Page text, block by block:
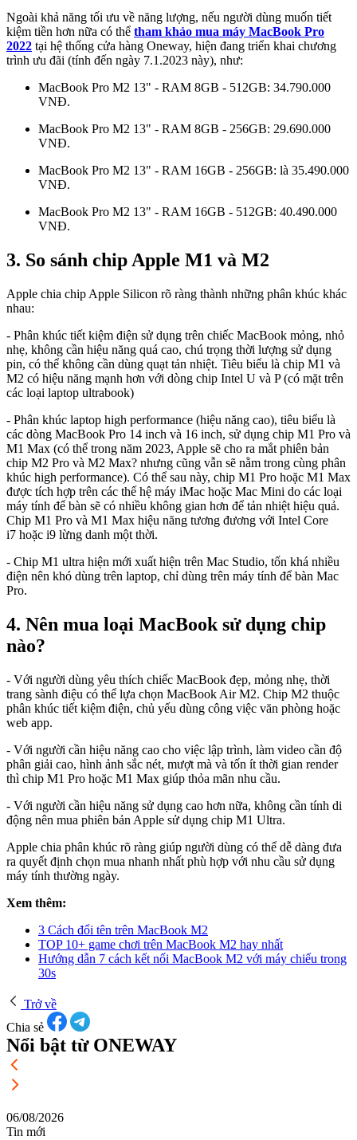
Ngoài khả năng tối ưu về năng lượng, nếu người dùng muốn tiết
kiệm tiền hơn nữa có thể tham khảo mua máy MacBook Pro
2022 tại hệ thống cửa hàng Oneway, hiện đang triển khai chương
trình ưu đãi (tính đến ngày 7.1.2023 này), như:
MacBook Pro M2 13" - RAM 8GB - 512GB: 34.790.000
VNĐ.
MacBook Pro M2 13" - RAM 8GB - 256GB: 29.690.000
VNĐ.
MacBook Pro M2 13" - RAM 16GB - 256GB: là 35.490.000
VNĐ.
MacBook Pro M2 13" - RAM 16GB - 512GB: 40.490.000
VNĐ.
3. So sánh chip Apple M1 và M2
Apple chia chip Apple Silicon rõ ràng thành những phân khúc khác
nhau:
- Phân khúc tiết kiệm điện sử dụng trên chiếc MacBook mỏng, nhỏ
nhẹ, không cần hiệu năng quá cao, chú trọng thời lượng sử dụng
pin, có thể không cần dùng quạt tản nhiệt. Tiêu biểu là chip M1 và
M2 có hiệu năng mạnh hơn với dòng chip Intel U và P (có mặt trên
các loại laptop ultrabook)
- Phân khúc laptop high performance (hiệu năng cao), tiêu biểu là
các dòng MacBook Pro 14 inch và 16 inch, sử dụng chip M1 Pro và
M1 Max (có thể trong năm 2023, Apple sẽ cho ra mắt phiên bản
chip M2 Pro và M2 Max? nhưng cũng vẫn sẽ nằm trong cùng phân
khúc high performance). Có thể sau này, chip M1 Pro hoặc M1 Max
được tích hợp trên các thế hệ máy iMac hoặc Mac Mini do các loại
máy tính để bàn sẽ có nhiều không gian hơn để tản nhiệt hiệu quả.
Chip M1 Pro và M1 Max hiệu năng tương đương với Intel Core
i7 hoặc i9 lừng danh một thời.
- Chip M1 ultra hiện mới xuất hiện trên Mac Studio, tốn khá nhiều
điện nên khó dùng trên laptop, chỉ dùng trên máy tính để bàn Mac
Pro.
4. Nên mua loại MacBook sử dụng chip
nào?
- Với người dùng yêu thích chiếc MacBook đẹp, mỏng nhẹ, thời
trang sành điệu có thể lựa chọn MacBook Air M2. Chip M2 thuộc
phân khúc tiết kiệm điện, chủ yếu dùng công việc văn phòng hoặc
web app.
- Với người cần hiệu năng cao cho việc lập trình, làm video cần độ
phân giải cao, hình ảnh sắc nét, mượt mà và tốn ít thời gian render
thì chip M1 Pro hoặc M1 Max giúp thỏa mãn nhu cầu.
- Với người cần hiệu năng sử dụng cao hơn nữa, không cần tính di
động nên mua phiên bản Apple sử dụng chip M1 Ultra.
Apple chia phân khúc rõ ràng giúp người dùng có thể dễ dàng đưa
ra quyết định chọn mua nhanh nhất phù hợp với nhu cầu sử dụng
máy tính thường ngày.
Xem thêm:
3 Cách đổi tên trên MacBook M2
TOP 10+ game chơi trên MacBook M2 hay nhất
Hướng dẫn 7 cách kết nối MacBook M2 với máy chiếu trong
30s
Trở về
Chia sẻ
Nổi bật từ ONEWAY
06/08/2026
Tin mới